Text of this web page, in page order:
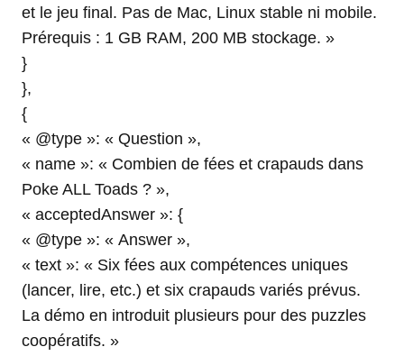
et le jeu final. Pas de Mac, Linux stable ni mobile.
Prérequis : 1 GB RAM, 200 MB stockage. »
}
},
{
« @type »: « Question »,
« name »: « Combien de fées et crapauds dans
Poke ALL Toads ? »,
« acceptedAnswer »: {
« @type »: « Answer »,
« text »: « Six fées aux compétences uniques
(lancer, lire, etc.) et six crapauds variés prévus.
La démo en introduit plusieurs pour des puzzles
coopératifs. »